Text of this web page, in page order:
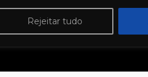
Rejeitar tudo